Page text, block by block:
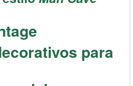
para